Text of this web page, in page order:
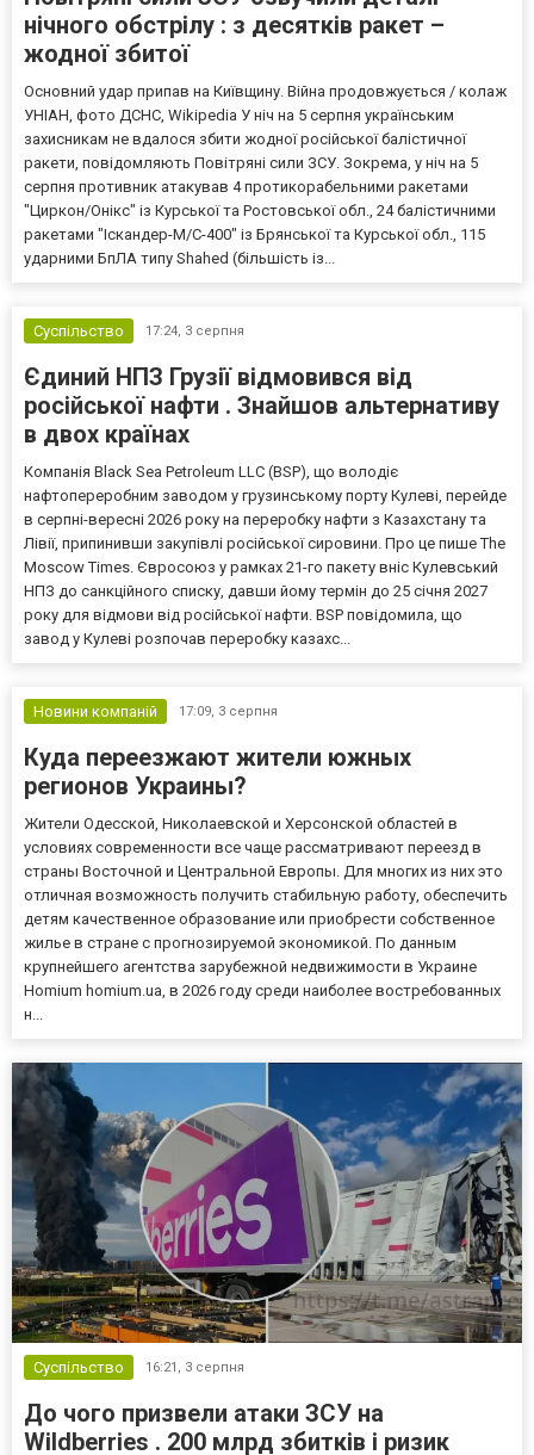
нічного обстрілу : з десятків ракет –
жодної збитої
Основний удар припав на Київщину. Війна продовжується / колаж
УНІАН, фото ДСНС, Wikipedia У ніч на 5 серпня українським
захисникам не вдалося збити жодної російської балістичної
ракети, повідомляють Повітряні сили ЗСУ. Зокрема, у ніч на 5
серпня противник атакував 4 протикорабельними ракетами
"Циркон/Онікс" із Курської та Ростовської обл., 24 балістичними
ракетами "Іскандер-М/С-400" із Брянської та Курської обл., 115
ударними БпЛА типу Shahed (більшість із...
Суспільство 17:24, 3 серпня
Єдиний НПЗ Грузії відмовився від
російської нафти . Знайшов альтернативу
в двох країнах
Компанія Black Sea Petroleum LLC (BSP), що володіє
нафтопереробним заводом у грузинському порту Кулеві, перейде
в серпні-вересні 2026 року на переробку нафти з Казахстану та
Лівії, припинивши закупівлі російської сировини. Про це пише The
Moscow Times. Євросоюз у рамках 21-го пакету вніс Кулевський
НПЗ до санкційного списку, давши йому термін до 25 січня 2027
року для відмови від російської нафти. BSP повідомила, що
завод у Кулеві розпочав переробку казахс...
Новини компаній 17:09, 3 серпня
Куда переезжают жители южных
регионов Украины?
Жители Одесской, Николаевской и Херсонской областей в
условиях современности все чаще рассматривают переезд в
страны Восточной и Центральной Европы. Для многих из них это
отличная возможность получить стабильную работу, обеспечить
детям качественное образование или приобрести собственное
жилье в стране с прогнозируемой экономикой. По данным
крупнейшего агентства зарубежной недвижимости в Украине
Homium homium.ua, в 2026 году среди наиболее востребованных
н...
Суспільство 16:21, 3 серпня
До чого призвели атаки ЗСУ на
Wildberries . 200 млрд збитків і ризик